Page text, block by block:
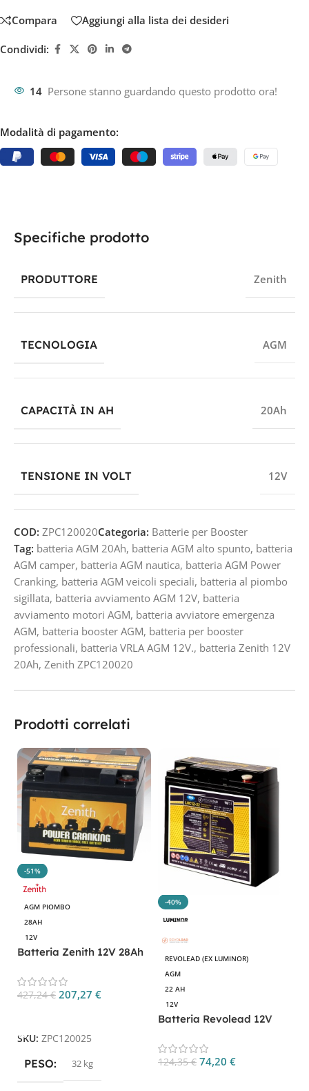
Compara Aggiungi alla lista dei desideri
Condividi:
14 Persone stanno guardando questo prodotto ora!
Modalità di pagamento:
Specifiche prodotto
PRODUTTORE Zenith
TECNOLOGIA AGM
CAPACITÀ IN AH 20Ah
TENSIONE IN VOLT 12V
COD: ZPC120020Categoria: Batterie per Booster
Tag: batteria AGM 20Ah, batteria AGM alto spunto, batteria
AGM camper, batteria AGM nautica, batteria AGM Power
Cranking, batteria AGM veicoli speciali, batteria al piombo
sigillata, batteria avviamento AGM 12V, batteria
avviamento motori AGM, batteria avviatore emergenza
AGM, batteria booster AGM, batteria per booster
professionali, batteria VRLA AGM 12V., batteria Zenith 12V
20Ah, Zenith ZPC120020
Prodotti correlati
-51%
AGM PIOMBO
28AH
12V
Batteria Zenith 12V 28Ah
ZPC120025
427,24€ 207,27 €
SKU: ZPC120025
PESO 32 kg
-40%
REVOLEAD (EX LUMINOR)
AGM
22 AH
12V
Batteria Revolead 12V
124,35€ 74,20 €